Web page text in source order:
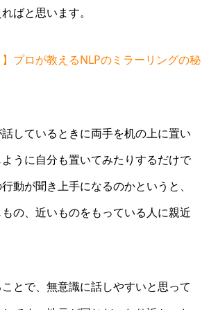
ばと思います。
】プロが教えるNLPのミラーリングの秘
しているときに両手を机の上に置い
うに自分も置いてみたりするだけで
動が聞き上手になるのかというと、
の、近いものをもっている人に親近
とで、無意識に話しやすいと思って